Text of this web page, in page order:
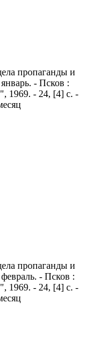
пропаганды и
- Псков :
1969. - 24, [4] с. -
пропаганды и
- Псков :
1969. - 24, [4] с. -